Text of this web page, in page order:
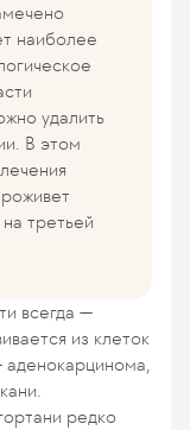
наиболее
удалить
В этом
третьей
всегда —
из клеток
аденокарцинома,
редко